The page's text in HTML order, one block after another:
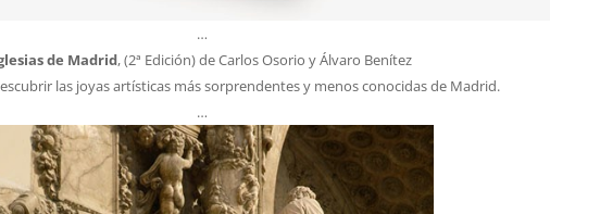
…
de Madrid, (2ª Edición) de Carlos Osorio y Álvaro Benítez
las joyas artísticas más sorprendentes y menos conocidas de Madrid.
…